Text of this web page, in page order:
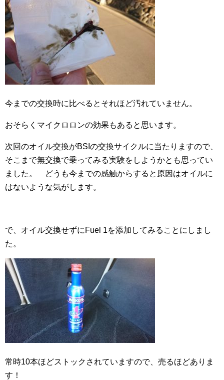
今までの交換時に比べるとそれほど汚れていません。
おそらくマイクロロンの効果もあると思います。
次回のオイル交換がBSIの交換サイクルに当たりますので、
そこまで無交換で乗ってみる実験をしようかとも思ってい
ました。 どうも今までの感触からすると原因はオイルに
はないような気がします。
で、オイル交換せずにFuel 1を添加してみることにしまし
た。
常時10本ほどストックされていますので、売るほどありま
す！